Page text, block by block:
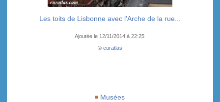
Les toits de Lisbonne avec l'Arche de la rue...
Ajoutée le 12/11/2014 à 22:25
© euratlas
Musées